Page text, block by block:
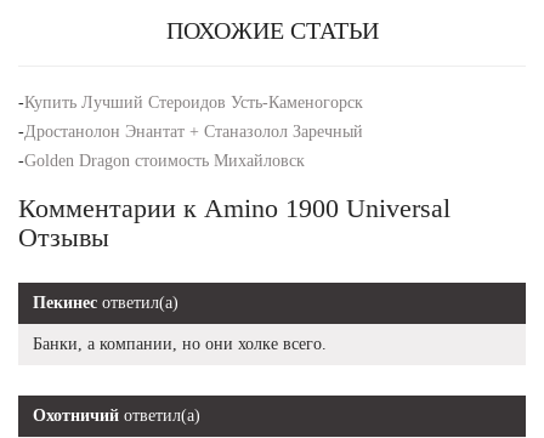
ПОХОЖИЕ СТАТЬИ
-Купить Лучший Стероидов Усть-Каменогорск
-Дростанолон Энантат + Станазолол Заречный
-Golden Dragon стоимость Михайловск
Комментарии к Amino 1900 Universal
Отзывы
Пекинес ответил(а)
Банки, а компании, но они холке всего.
Охотничий ответил(а)